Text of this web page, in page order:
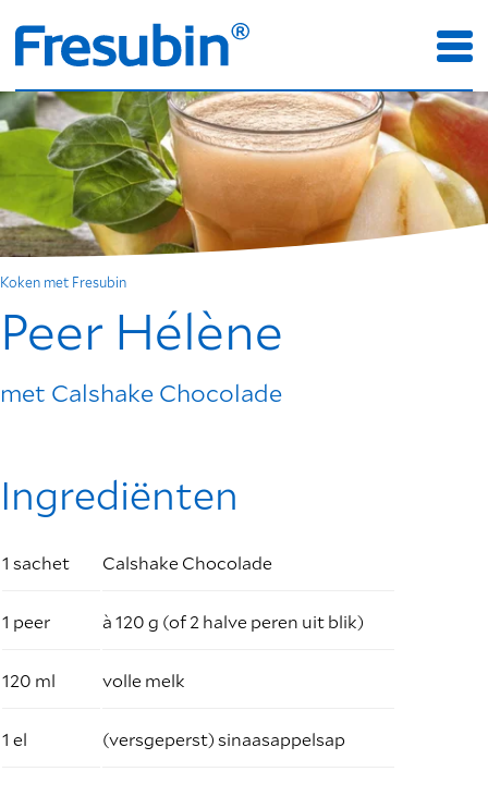
Koken met Fresubin
Peer Hélène
met Calshake Chocolade
Ingrediënten
1 sachet Calshake Chocolade
1 peer à 120 g (of 2 halve peren uit blik)
120 ml volle melk
1 el (versgeperst) sinaasappelsap